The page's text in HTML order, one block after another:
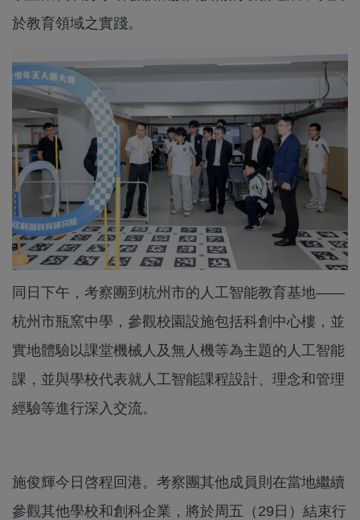
於教育領域之實踐。
同日下午，考察團到杭州市的人工智能教育基地——
杭州市瓶窯中學，參觀校園設施包括科創中心樓，並
實地體驗以課堂機械人及無人機等為主題的人工智能
課，並與學校代表就人工智能課程設計、理念和管理
經驗等進行深入交流。
施俊輝今日啓程回港。考察團其他成員則在當地繼續
參觀其他學校和創科企業，將於周五（29日）結束行